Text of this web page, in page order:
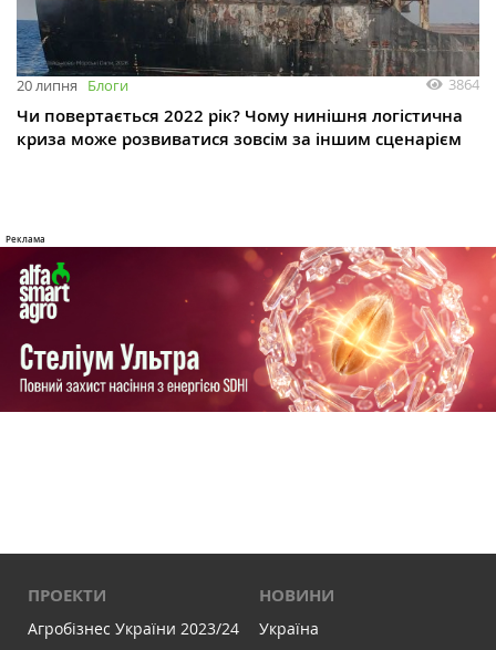
20 липня Блоги 3864
Чи повертається 2022 рік? Чому нинішня логістична
криза може розвиватися зовсім за іншим сценарієм
ПРОЕКТИ
Агробізнес України 2023/24
НОВИНИ
Україна